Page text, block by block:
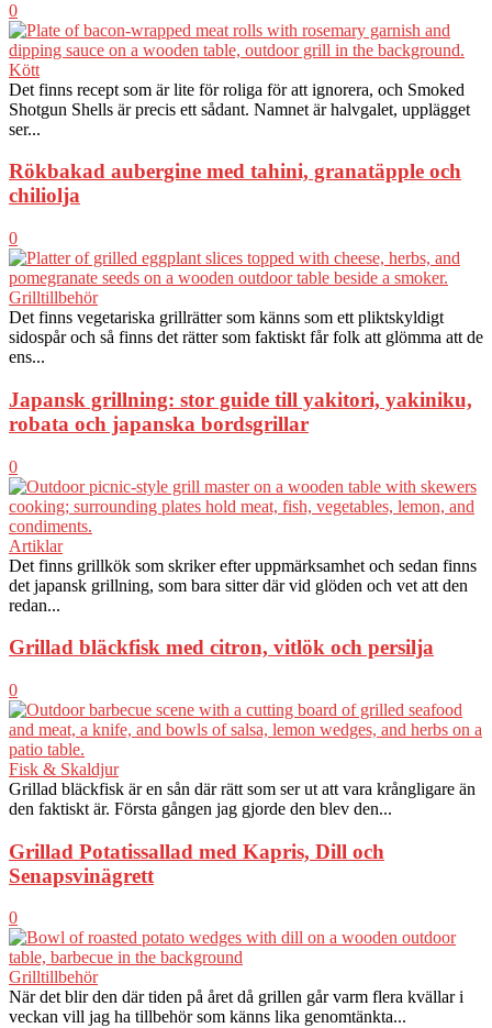
0
Kött
Det finns recept som är lite för roliga för att ignorera, och Smoked
Shotgun Shells är precis ett sådant. Namnet är halvgalet, upplägget
ser...
Rökbakad aubergine med tahini, granatäpple och
chiliolja
0
Grilltillbehör
Det finns vegetariska grillrätter som känns som ett pliktskyldigt
sidospår och så finns det rätter som faktiskt får folk att glömma att de
ens...
Japansk grillning: stor guide till yakitori, yakiniku,
robata och japanska bordsgrillar
0
Artiklar
Det finns grillkök som skriker efter uppmärksamhet och sedan finns
det japansk grillning, som bara sitter där vid glöden och vet att den
redan...
Grillad bläckfisk med citron, vitlök och persilja
0
Fisk & Skaldjur
Grillad bläckfisk är en sån där rätt som ser ut att vara krångligare än
den faktiskt är. Första gången jag gjorde den blev den...
Grillad Potatissallad med Kapris, Dill och
Senapsvinägrett
0
Grilltillbehör
När det blir den där tiden på året då grillen går varm flera kvällar i
veckan vill jag ha tillbehör som känns lika genomtänkta...